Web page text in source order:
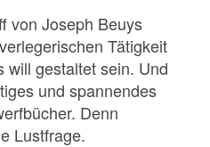
von Joseph Beuys
Tätigkeit
will gestaltet sein. Und
und spannendes
Denn
Lustfrage.